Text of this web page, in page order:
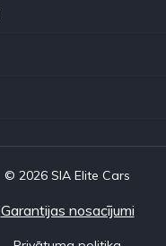
© 2026 SIA Elite Cars
Garantijas nosacījumi